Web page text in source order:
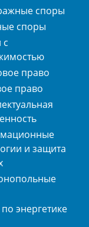
споры
споры
с
право
право
и защита
энергетике